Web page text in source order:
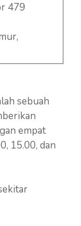
479
sebuah
empat
15.00, dan